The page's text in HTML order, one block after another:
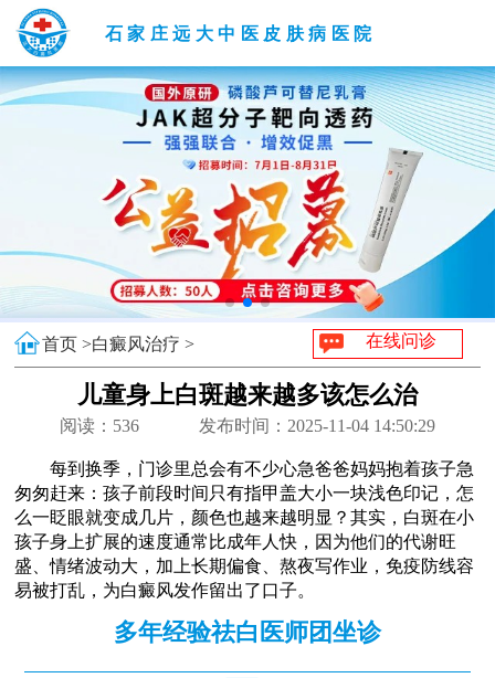
石家庄远大中医皮肤病医院
首页 >白癜风治疗 > 在线问诊
儿童身上白斑越来越多该怎么治
阅读： 536 发布时间：2025-11-04 14:50:29
每到换季，门诊里总会有不少心急爸爸妈妈抱着孩子急
匆匆赶来：孩子前段时间只有指甲盖大小一块浅色印记，怎
么一眨眼就变成几片，颜色也越来越明显？其实，白斑在小
孩子身上扩展的速度通常比成年人快，因为他们的代谢旺
盛、情绪波动大，加上长期偏食、熬夜写作业，免疫防线容
易被打乱，为白癜风发作留出了口子。
多年经验祛白医师团坐诊